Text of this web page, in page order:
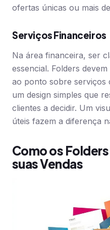
ofertas únicas ou mais
Serviços Financeiros
Na área financeira, ser
essencial. Folders
ao ponto sobre serviços
um design simples que
clientes a decidir. Um
úteis fazem a diferença
Como os
suas Vendas